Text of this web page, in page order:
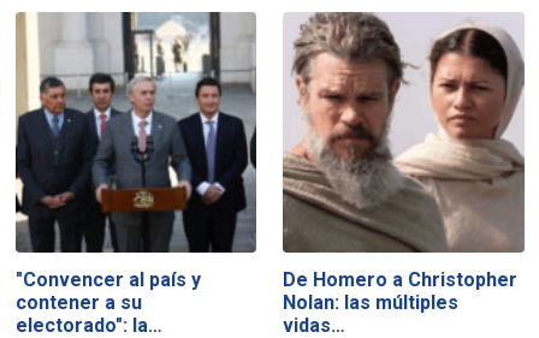
"Convencer al país y
contener a su
electorado": la…
De Homero a Christopher
Nolan: las múltiples
vidas…